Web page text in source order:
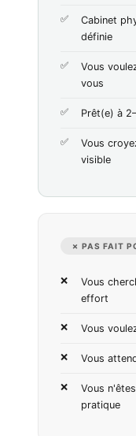
Cabinet
définie
Vous
vous
Prêt(e) à
Vous
visible
✗ PAS FAIT
Vous
effort
Vous
Vous
Vous
pratique